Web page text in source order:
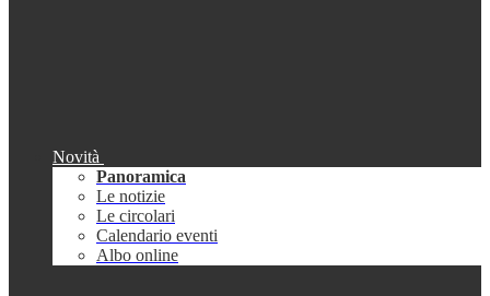
Novità
Panoramica
Le notizie
Le circolari
Calendario eventi
Albo online